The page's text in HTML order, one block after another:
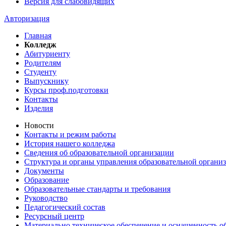
Авторизация
Главная
Колледж
Абитуриенту
Родителям
Студенту
Выпускнику
Курсы проф.подготовки
Контакты
Изделия
Новости
Контакты и режим работы
История нашего колледжа
Сведения об образовательной организации
Структура и органы управления образовательной
Документы
Образование
Образовательные стандарты и требования
Руководство
Педагогический состав
Ресурсный центр